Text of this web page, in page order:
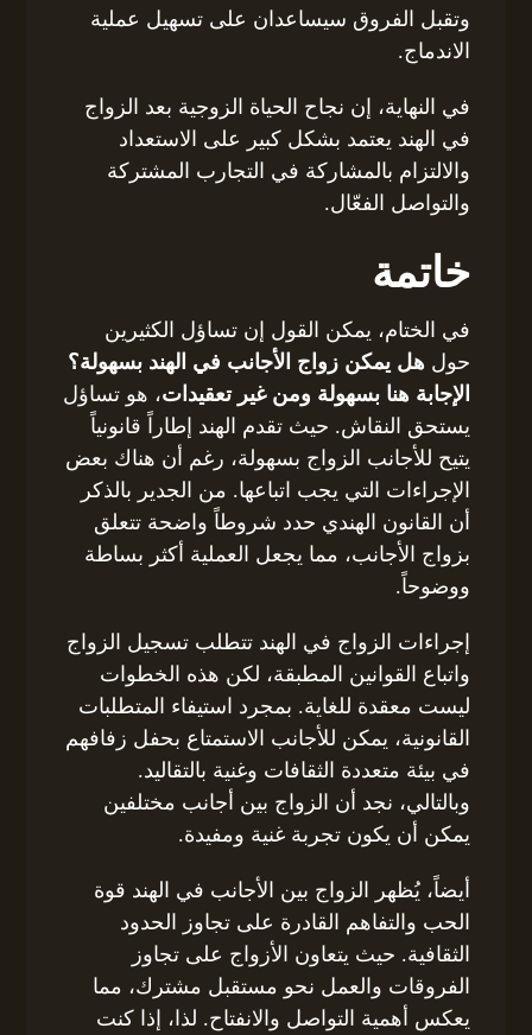
وتقبل الفروق سيساعدان على تسهيل عملية
الاندماج.
في النهاية، إن نجاح الحياة الزوجية بعد الزواج
في الهند يعتمد بشكل كبير على الاستعداد
والالتزام بالمشاركة في التجارب المشتركة
والتواصل الفعّال.
خاتمة
في الختام، يمكن القول إن تساؤل الكثيرين
حولهل يمكن زواج الأجانب في الهند بسهولة؟
الإجابة هنا بسهولة ومن غير تعقيدات، هو تساؤل
يستحق النقاش. حيث تقدم الهند إطاراً قانونياً
يتيح للأجانب الزواج بسهولة، رغم أن هناك بعض
الإجراءات التي يجب اتباعها. من الجدير بالذكر
أن القانون الهندي حدد شروطاً واضحة تتعلق
بزواج الأجانب، مما يجعل العملية أكثر بساطة
ووضوحاً.
إجراءات الزواج في الهند تتطلب تسجيل الزواج
واتباع القوانين المطبقة، لكن هذه الخطوات
ليست معقدة للغاية. بمجرد استيفاء المتطلبات
القانونية، يمكن للأجانب الاستمتاع بحفل زفافهم
في بيئة متعددة الثقافات وغنية بالتقاليد.
وبالتالي، نجد أن الزواج بين أجانب مختلفين
يمكن أن يكون تجربة غنية ومفيدة.
أيضاً، يُظهر الزواج بين الأجانب في الهند قوة
الحب والتفاهم القادرة على تجاوز الحدود
الثقافية. حيث يتعاون الأزواج على تجاوز
الفروقات والعمل نحو مستقبل مشترك، مما
يعكس أهمية التواصل والانفتاح. لذا، إذا كنت